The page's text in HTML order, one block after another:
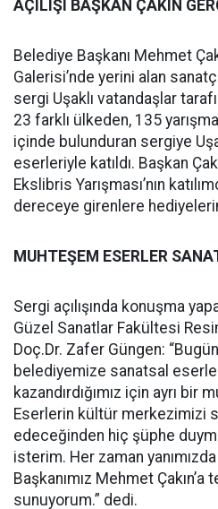
AÇILIŞI BAŞKAN ÇAKIN
Belediye Başkanı Mehmet
Galerisi’nde yerini alan
sergi Uşaklı vatandaşlar
23 farklı ülkeden, 135
içinde bulunduran sergiye
eserleriyle katıldı. Başkan
Ekslibris Yarışması’nın
dereceye girenlere
MUHTEŞEM ESERLER
Sergi açılışında konuşma
Güzel Sanatlar Fakültesi
Doç.Dr. Zafer Güngen:
belediyemize sanatsal
kazandırdığımız için ayrı bir
Eserlerin kültür merkezimizi
edeceğinden hiç şüphe
isterim. Her zaman
Başkanımız Mehmet
sunuyorum.” dedi.